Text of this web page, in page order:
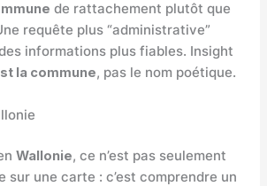
de rattachement plutôt que
requête plus “administrative”
informations plus fiables. Insight
la commune, pas le nom poétique.
Wallonie, ce n’est pas seulement
sur une carte : c’est comprendre un